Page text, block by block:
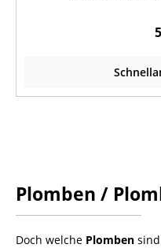
Plomben /
Doch welche Plomben